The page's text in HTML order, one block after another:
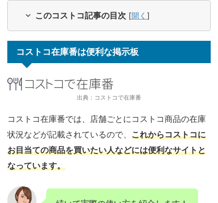
このコストコ記事の目次 [開く ]
コストコ在庫番は便利な掲示板
出典：コストコで在庫番
コストコ在庫番では、店舗ごとにコストコ商品の在庫
状況などが記載されているので、 これからコストコに
お目当ての商品を買いたい人などには便利なサイトと
なっています。